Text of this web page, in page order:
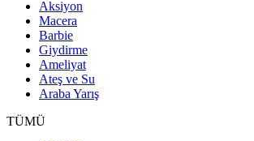
Aksiyon
Macera
Barbie
Giydirme
Ameliyat
Ateş ve Su
Araba Yarış
TÜMÜ